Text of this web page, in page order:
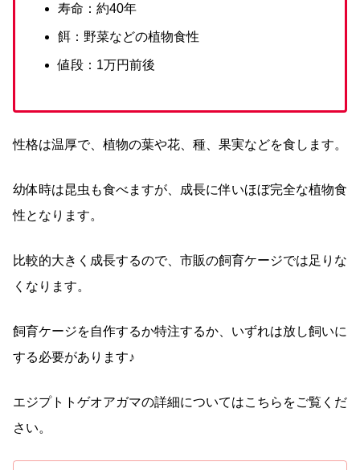
寿命：約40年
餌：野菜などの植物食性
値段：1万円前後
性格は温厚で、植物の葉や花、種、果実などを食します。
幼体時は昆虫も食べますが、成長に伴いほぼ完全な植物食
性となります。
比較的大きく成長するので、市販の飼育ケージでは足りな
くなります。
飼育ケージを自作するか特注するか、いずれは放し飼いに
する必要があります♪
エジプトトゲオアガマの詳細についてはこちらをご覧くだ
さい。